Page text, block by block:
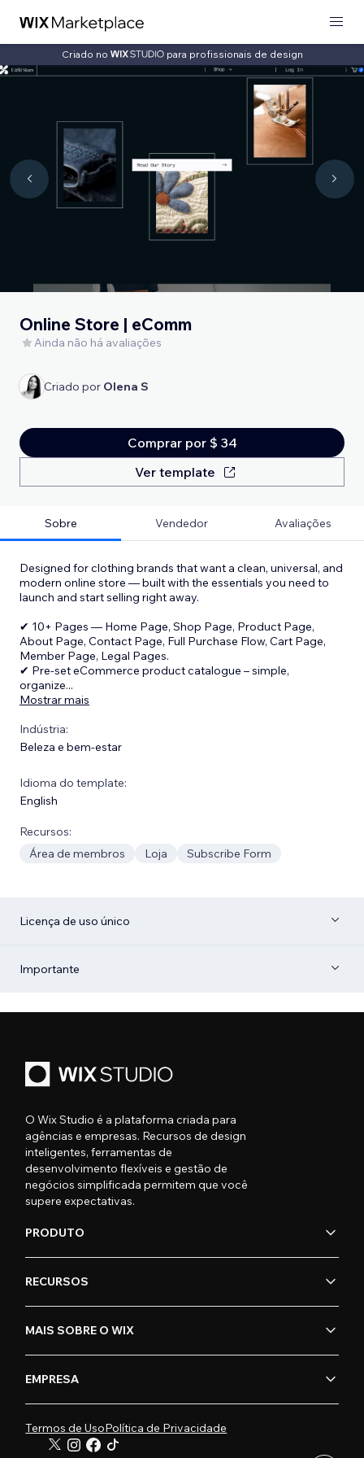
Criado no para profissionais de design
Online Store | eComm
Ainda não há avaliações
Criado por Olena S
Comprar por $ 34
Ver template
Sobre Vendedor Avaliações
Designed for clothing brands that want a clean, universal, and
modern online store — built with the essentials you need to
launch and start selling right away.
✔ 10+ Pages — Home Page, Shop Page, Product Page,
About Page, Contact Page, Full Purchase Flow, Cart Page,
Member Page, Legal Pages.
✔ Pre-set eCommerce product catalogue – simple,
organize...
Mostrar mais
Indústria:
Beleza e bem-estar
Idioma do template:
English
Recursos:
Área de membros
Loja Subscribe Form
Licença de uso único
Importante
O Wix Studio é a plataforma criada para
agências e empresas. Recursos de design
inteligentes, ferramentas de
desenvolvimento flexíveis e gestão de
negócios simplificada permitem que você
supere expectativas.
PRODUTO
RECURSOS
MAIS SOBRE O WIX
EMPRESA
Termos de UsoPolítica de Privacidade